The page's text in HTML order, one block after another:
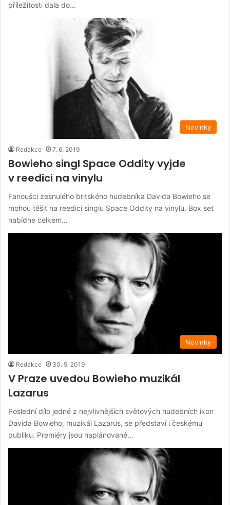
příležitosti dala do…
Novinky
Redakce 7. 6. 2019
Bowieho singl Space Oddity vyjde
v reedici na vinylu
Fanoušci zesnulého britského hudebníka Davida Bowieho se
mohou těšit na reedici singlu Space Oddity na vinylu. Box set
nabídne celkem…
Novinky
Redakce 30. 5. 2019
V Praze uvedou Bowieho muzikál
Lazarus
Poslední dílo jedné z nejvlivnějších světových hudebních ikon
Davida Bowieho, muzikál Lazarus, se představí i českému
publiku. Premiéry jsou naplánované…